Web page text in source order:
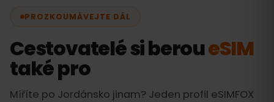
hovory a SMS jdou přes vaše běžné číslo
nebo internet (WhatsApp). Jinak žádné
nevýhody — nic nevkládáte a nic
nevracíte.
PROZKOUMÁVEJTE DÁL
Cestovatelé si beroueSIM
také pro
Míříte po Jordánsko jinam? Jeden profil eSIMFOX